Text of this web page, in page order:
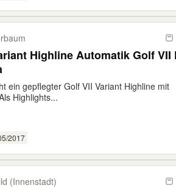
Highline Automatik Golf VII
ein gepflegter Golf VII Variant Highline mit
Highlights...
2017
(Innenstadt)